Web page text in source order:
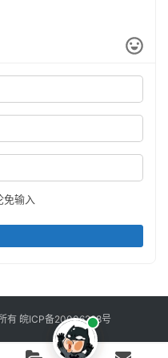
免输入
有 皖ICP备20006298号